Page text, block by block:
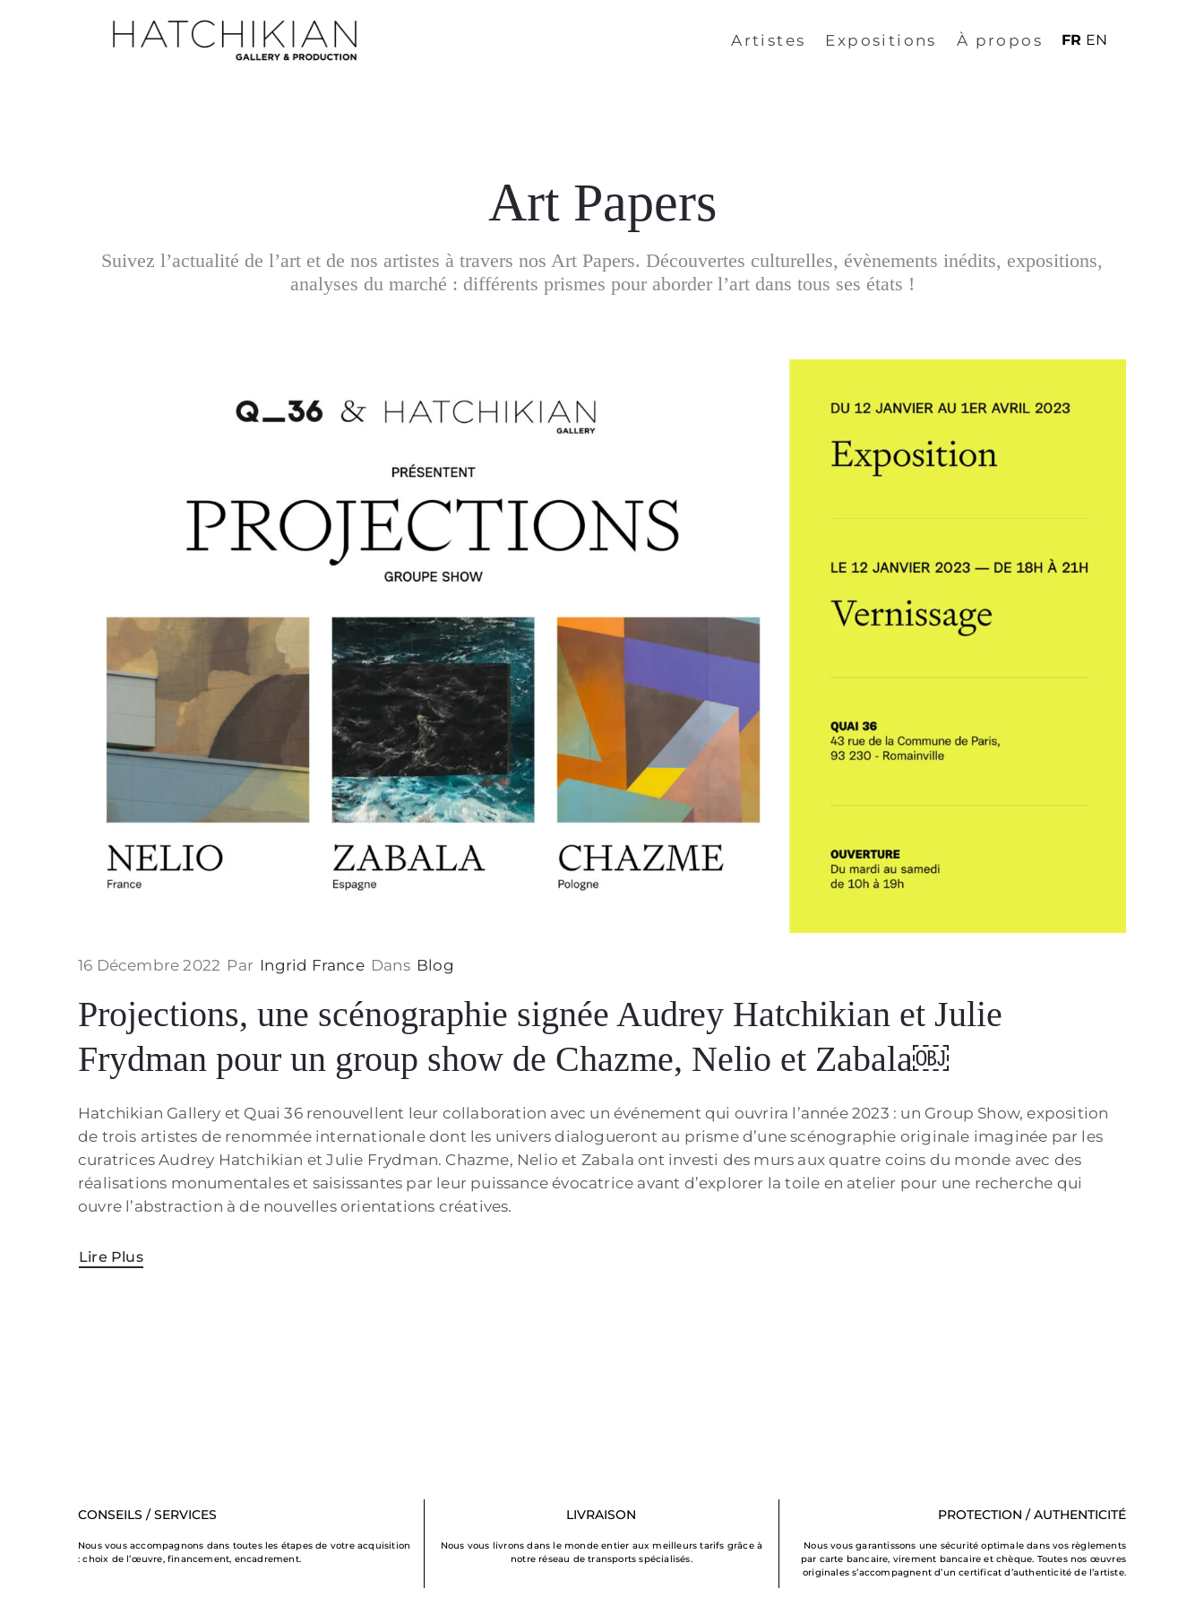
Artistes Expositions À propos FR EN
Art Papers
Suivez l’actualité de l’art et de nos artistes à travers nos Art Papers. Découvertes culturelles, évènements inédits, expositions,
analyses du marché : différents prismes pour aborder l’art dans tous ses états !
16 Décembre 2022 Par Ingrid France Dans Blog
Projections, une scénographie signée Audrey Hatchikian et Julie
Frydman pour un group show de Chazme, Nelio et Zabala￼
Hatchikian Gallery et Quai 36 renouvellent leur collaboration avec un événement qui ouvrira l’année 2023 : un Group Show, exposition
de trois artistes de renommée internationale dont les univers dialogueront au prisme d’une scénographie originale imaginée par les
curatrices Audrey Hatchikian et Julie Frydman. Chazme, Nelio et Zabala ont investi des murs aux quatre coins du monde avec des
réalisations monumentales et saisissantes par leur puissance évocatrice avant d’explorer la toile en atelier pour une recherche qui
ouvre l’abstraction à de nouvelles orientations créatives.
Lire Plus
CONSEILS / SERVICES
Nous vous accompagnons dans toutes les étapes de votre acquisition
: choix de l’œuvre, financement, encadrement.
LIVRAISON
Nous vous livrons dans le monde entier aux meilleurs tarifs grâce à
notre réseau de transports spécialisés.
PROTECTION / AUTHENTICITÉ
Nous vous garantissons une sécurité optimale dans vos règlements
par carte bancaire, virement bancaire et chèque. Toutes nos œuvres
originales s’accompagnent d’un certificat d’authenticité de l’artiste.